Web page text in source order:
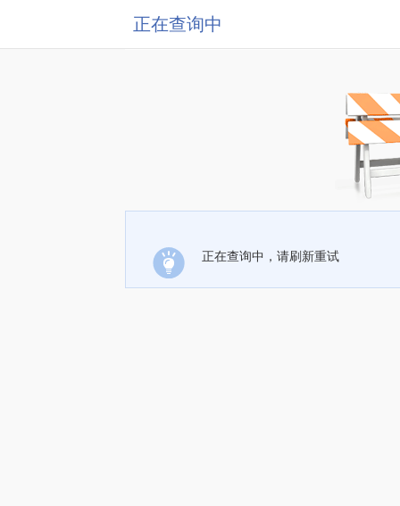
正在查询中
正在查询中，请刷新重试